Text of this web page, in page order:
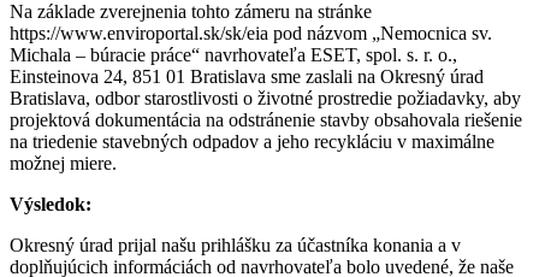
Na základe zverejnenia tohto zámeru na stránke
https://www.enviroportal.sk/sk/eia pod názvom „Nemocnica sv.
Michala – búracie práce“ navrhovateľa ESET, spol. s. r. o.,
Einsteinova 24, 851 01 Bratislava sme zaslali na Okresný úrad
Bratislava, odbor starostlivosti o životné prostredie požiadavky, aby
projektová dokumentácia na odstránenie stavby obsahovala riešenie
na triedenie stavebných odpadov a jeho recykláciu v maximálne
možnej miere.
Výsledok:
Okresný úrad prijal našu prihlášku za účastníka konania a v
doplňujúcich informáciách od navrhovateľa bolo uvedené, že naše